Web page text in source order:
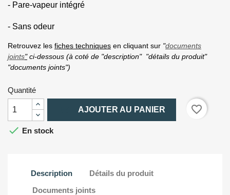
- Pare-vapeur intégré
- Sans odeur
Retrouvez les fiches techniques en cliquant sur "documents
joints"ci-dessous (à coté de "description" "détails du produit"
"documents joints")
Quantité
AJOUTER AU PANIER
favorite_border
 En stock
Description
Détails du produit
Documents joints